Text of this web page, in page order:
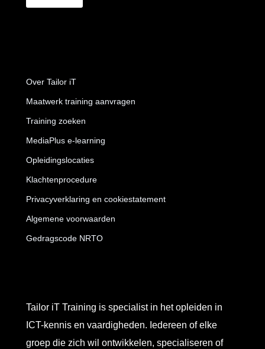
Tailor iT Training is specialist in het opleiden in
ICT-kennis en vaardigheden. Iedereen of elke
groep die zich wil ontwikkelen, specialiseren of
Over Tailor iT
Maatwerk training aanvragen
Training zoeken
MediaPlus e-learning
Opleidingslocaties
Klachtenprocedure
Privacyverklaring en cookiestatement
Algemene voorwaarden
Gedragscode NRTO